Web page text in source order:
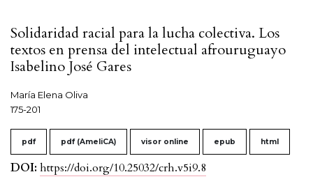
Solidaridad racial para la lucha colectiva. Los
textos en prensa del intelectual afrouruguayo
Isabelino José Gares
María Elena Oliva
175-201
pdf pdf (AmeliCA) visor online epub html
DOI: https://doi.org/10.25032/crh.v5i9.8